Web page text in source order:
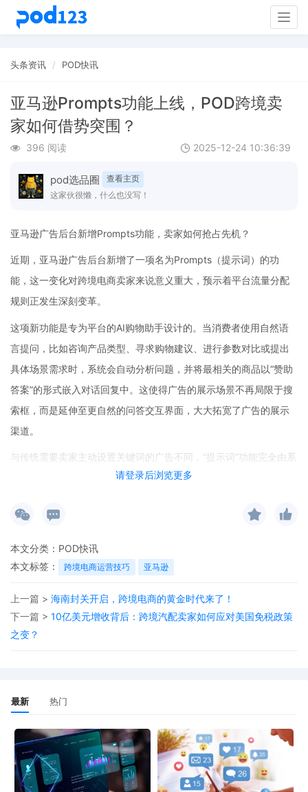
头条资讯 POD快讯
亚马逊Prompts功能上线，POD跨境卖
家如何借势突围？
396 阅读 2025-12-24 10:36:39
pod选品圈
查看主页
这家伙很懒，什么也没写！
请登录后浏览更多
亚马逊广告后台新增Prompts功能，卖家如何抢占先机？
近期，亚马逊广告后台新增了一项名为Prompts（提示词）的功
能，这一变化对跨境电商卖家来说意义重大，预示着平台流量分配
规则正发生深刻变革。
这项新功能是专为平台的AI购物助手设计的。当消费者使用自然语
言提问，比如咨询产品类型、寻求购物建议、进行参数对比或提出
具体场景需求时，系统会自动分析问题，并将最相关的商品以“赞助
答案”的形式嵌入对话回复中。这使得广告的展示场景不再局限于搜
索框，而是延伸至更自然的问答交互界面，大大拓宽了广告的展示
渠道。
与传统需要卖家主动设置关键词的广告不同，“提示词”功能完全由系
统自动驱动。系统就像一个智能买手，会深度“阅读”并理解商品的各
故事、A+页面等多维度数据，自动判断该产品适合解决什么问题、
家无法自行编写或添加提示词，只能在后台查看系统已匹配的、并
选择开启或关闭某一条提示词的投放。
目前，该功能仅面向美国站的移动端卖家开放测试，且参与的门槛
这一变化对卖家而言，意味着流量获取逻辑发生了深刻变革。未来
的竞争重点，将从争夺关键词曝光，转向争夺成为用户具体问题
的“最佳答案”。因此，让系统准确“理解”产品变得至关重要。卖家需
要优化Listing，使其描述更结构化、场景化，像“人话”一样清晰阐述
本文分类： POD快讯
本文标签：
跨境电商运营技巧 亚马逊
上一篇 > 海南封关开启，跨境电商的黄金时代来了！
下一篇 > 10亿美元增收背后：跨境汽配卖家如何应对美国免税政策
之变？
最新 热门